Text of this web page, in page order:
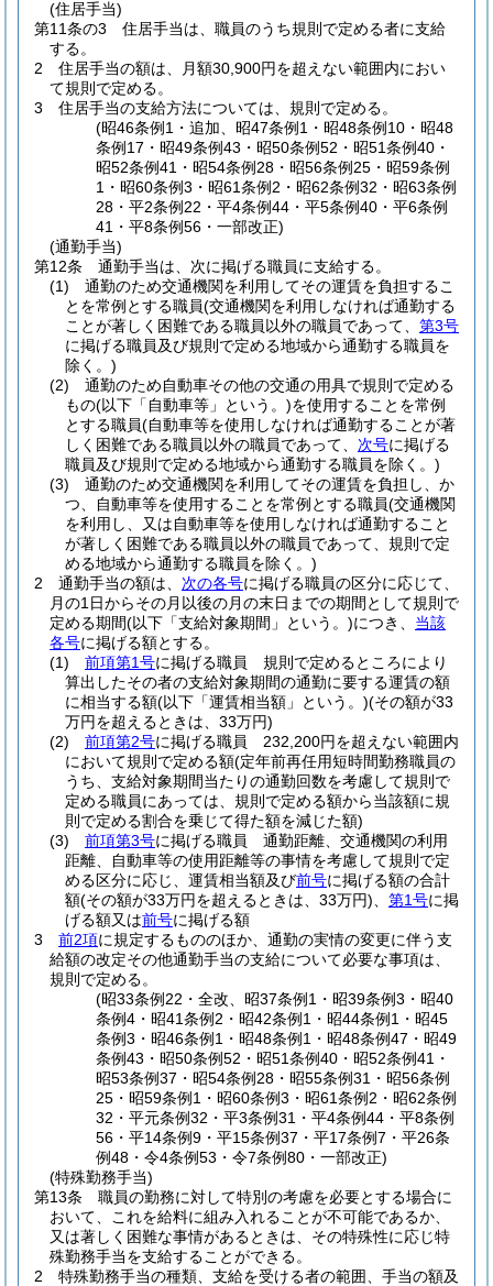
(住居手当)
第11条の3
住居手当は、職員のうち規則で定める者に支給
する。
2
住居手当の額は、月額30,900円を超えない範囲内におい
て規則で定める。
3
住居手当の支給方法については、規則で定める。
(昭46条例1・追加、昭47条例1・昭48条例10・昭48
条例17・昭49条例43・昭50条例52・昭51条例40・
昭52条例41・昭54条例28・昭56条例25・昭59条例
1・昭60条例3・昭61条例2・昭62条例32・昭63条例
28・平2条例22・平4条例44・平5条例40・平6条例
41・平8条例56・一部改正)
(通勤手当)
第12条
通勤手当は、次に掲げる職員に支給する。
(1)
通勤のため交通機関を利用してその運賃を負担するこ
とを常例とする職員(交通機関を利用しなければ通勤する
ことが著しく困難である職員以外の職員であって、 第3号
に掲げる職員及び規則で定める地域から通勤する職員を
除く。)
(2)
通勤のため自動車その他の交通の用具で規則で定める
もの(以下「自動車等」という。)を使用することを常例
とする職員(自動車等を使用しなければ通勤することが著
しく困難である職員以外の職員であって、 次号に掲げる
職員及び規則で定める地域から通勤する職員を除く。)
(3)
通勤のため交通機関を利用してその運賃を負担し、か
つ、自動車等を使用することを常例とする職員(交通機関
を利用し、又は自動車等を使用しなければ通勤すること
が著しく困難である職員以外の職員であって、規則で定
める地域から通勤する職員を除く。)
2
通勤手当の額は、 次の各号に掲げる職員の区分に応じて、
月の1日からその月以後の月の末日までの期間として規則で
定める期間(以下「支給対象期間」という。)につき、 当該
各号に掲げる額とする。
(1)
前項第1号に掲げる職員 規則で定めるところにより
算出したその者の支給対象期間の通勤に要する運賃の額
に相当する額(以下「運賃相当額」という。)(その額が33
万円を超えるときは、33万円)
(2)
前項第2号に掲げる職員 232,200円を超えない範囲内
において規則で定める額(定年前再任用短時間勤務職員の
うち、支給対象期間当たりの通勤回数を考慮して規則で
定める職員にあっては、規則で定める額から当該額に規
則で定める割合を乗じて得た額を減じた額)
(3)
前項第3号に掲げる職員 通勤距離、交通機関の利用
距離、自動車等の使用距離等の事情を考慮して規則で定
める区分に応じ、運賃相当額及び前号に掲げる額の合計
額(その額が33万円を超えるときは、33万円) 第1号に掲
げる額又は前号に掲げる額
3
前2項に規定するもののほか、通勤の実情の変更に伴う支
給額の改定その他通勤手当の支給について必要な事項は、
規則で定める。
(昭33条例22・全改、昭37条例1・昭39条例3・昭40
条例4・昭41条例2・昭42条例1・昭44条例1・昭45
条例3・昭46条例1・昭48条例1・昭48条例47・昭49
条例43・昭50条例52・昭51条例40・昭52条例41・
昭53条例37・昭54条例28・昭55条例31・昭56条例
25・昭59条例1・昭60条例3・昭61条例2・昭62条例
32・平元条例32・平3条例31・平4条例44・平8条例
56・平14条例9・平15条例37・平17条例7・平26条
例48・令4条例53・令7条例80・一部改正)
(特殊勤務手当)
第13条
職員の勤務に対して特別の考慮を必要とする場合に
おいて、これを給料に組み入れることが不可能であるか、
又は著しく困難な事情があるときは、その特殊性に応じ特
殊勤務手当を支給することができる。
2
特殊勤務手当の種類、支給を受ける者の範囲、手当の額及